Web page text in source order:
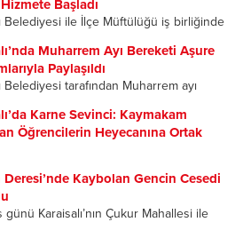
dostluğun buluştuğu organizasyonun
oynanan karşılaşmalar
heyecan dolu anlar yaşattı....
Başladı
Belediyesi ile İlçe Müftülüğü iş birliğinde
Projesi”, Kızıldağ Yaylası’ndaki
Camii’nde düzenlenen programla
Açılış programına Karaisalı
Hüseyin...
Muharrem Ayı Bereketi Aşure
Paylaşıldı
Belediyesi tarafından Muharrem ayı
ile mahallelerde yoğun katılımla
Birlik, beraberlik ve paylaşma
ön plana çıktığı etkinliklerde
aynı sofrada buluştu....
Karne Sevinci: Kaymakam
Öğrencilerin Heyecanına Ortak
öğrenciler karne heyecanı
Kaymakamı Hüseyin Bozoğlan,
Ortaokulu’nda düzenlenen
Kaybolan Gencin Cesedi
günü Karaisalı’nın Çukur Mahallesi ile